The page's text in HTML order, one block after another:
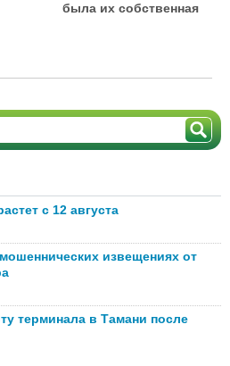
была их собственная
с 12 августа
извещениях от
терминала в Тамани после